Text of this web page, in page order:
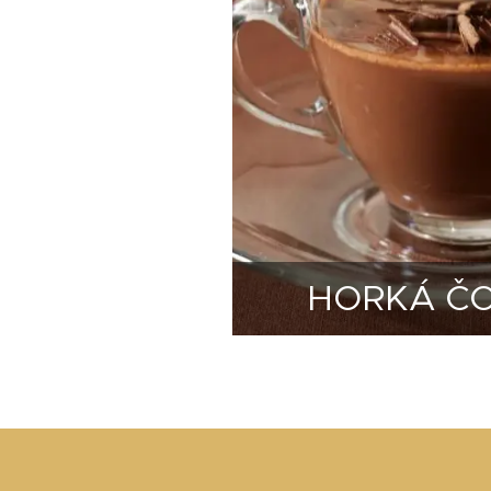
HORKÁ